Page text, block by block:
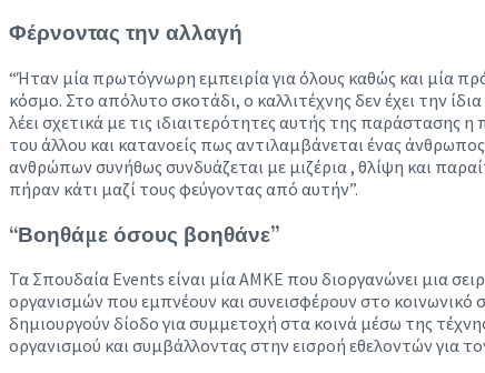
Φέρνοντας την αλλαγή
“Ήταν μία πρωτόγνωρη εμπειρία για όλους καθώς και μία
κόσμο. Στο απόλυτο σκοτάδι, ο καλλιτέχνης δεν έχει την
λέει σχετικά με τις ιδιαιτερότητες αυτής της παράστασης
του άλλου και κατανοείς πως αντιλαμβάνεται ένας
ανθρώπων συνήθως συνδυάζεται με μιζέρια , θλίψη και
πήραν κάτι μαζί τους φεύγοντας από αυτήν”.
“Βοηθάμε όσους βοηθάνε”
Τα Σπουδαία Events είναι μία ΑΜΚΕ που διοργανώνει μια
οργανισμών που εμπνέουν και συνεισφέρουν στο κοινωνικό
δημιουργούν δίοδο για συμμετοχή στα κοινά μέσω της
οργανισμού και συμβάλλοντας στην εισροή εθελοντών για